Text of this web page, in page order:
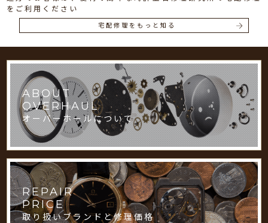
をご利用ください
宅配修理をもっと知る
ABOUT
OVERHAUL
オーバーホールについて
REPAIR
PRICE
取り扱いブランドと修理価格